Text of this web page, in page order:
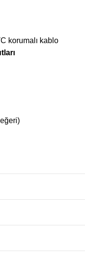
korumalı kablo